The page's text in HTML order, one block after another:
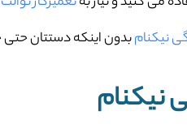
نیکنامبدون اینکه دستتان حتی
نیکنام